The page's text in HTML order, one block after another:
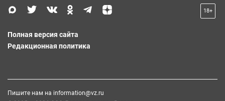
18+
Полная версия сайта
Редакционная политика
Пишите нам на information@vz.ru